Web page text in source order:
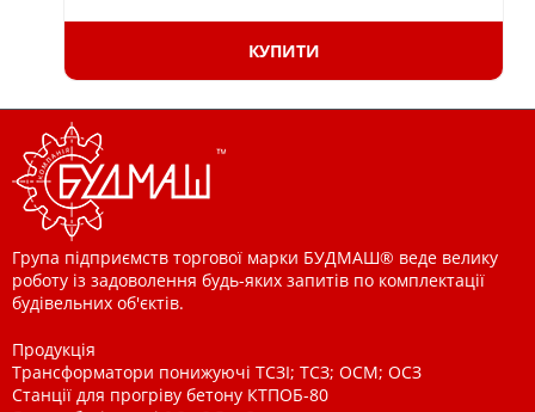
КУПИТИ
Група підприємств торгової марки БУДМАШ® веде велику
роботу із задоволення будь-яких запитів по комплектації
будівельних об'єктів.
Продукція
Трансформатори понижуючі ТСЗІ; ТСЗ; ОСМ; ОСЗ
Станції для прогріву бетону КТПОБ-80